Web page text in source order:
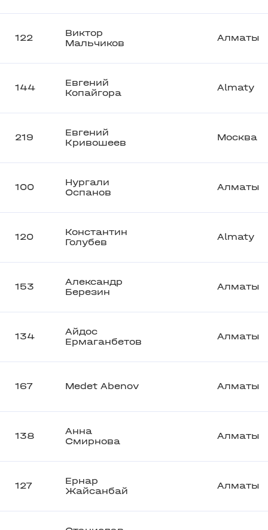
122
Виктор
Мальчиков
Алматы
144
Евгений
Копайгора
Almaty
219
Евгений
Кривошеев
Москва
100
Нургали
Оспанов
Алматы
120
Константин
Голубев
Almaty
153
Александр
Березин
Алматы
134
Айдос
Ермаганбетов
Алматы
167 Medet Abenov Алматы
138
Анна
Смирнова
Алматы
127
Ернар
Жайсанбай
Алматы